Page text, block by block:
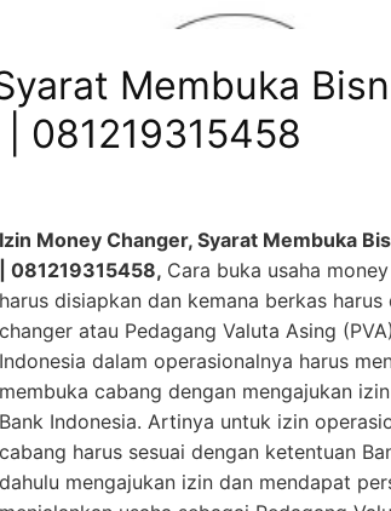
Membuka
081219315458
Izin Money Changer, Syarat Membuka
| 081219315458, Cara buka usaha
harus disiapkan dan kemana berkas
changer atau Pedagang Valuta Asing
Indonesia dalam operasionalnya harus
membuka cabang dengan mengajukan
Bank Indonesia. Artinya untuk izin
cabang harus sesuai dengan ketentuan
dahulu mengajukan izin dan mendapat